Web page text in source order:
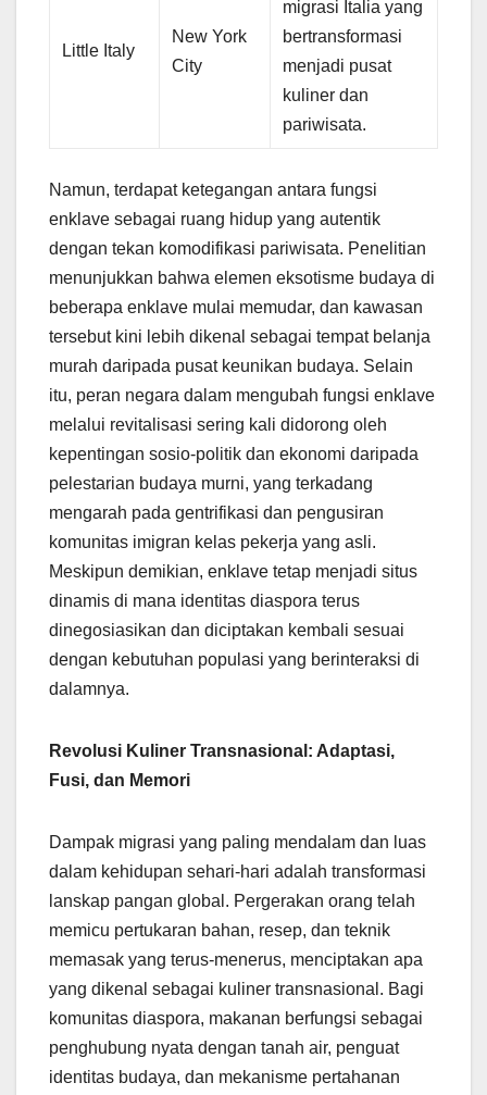
Little Italy
New York
City
migrasi Italia yang
bertransformasi
menjadi pusat
kuliner dan
pariwisata.
Namun, terdapat ketegangan antara fungsi
enklave sebagai ruang hidup yang autentik
dengan tekan komodifikasi pariwisata. Penelitian
menunjukkan bahwa elemen eksotisme budaya di
beberapa enklave mulai memudar, dan kawasan
tersebut kini lebih dikenal sebagai tempat belanja
murah daripada pusat keunikan budaya. Selain
itu, peran negara dalam mengubah fungsi enklave
melalui revitalisasi sering kali didorong oleh
kepentingan sosio-politik dan ekonomi daripada
pelestarian budaya murni, yang terkadang
mengarah pada gentrifikasi dan pengusiran
komunitas imigran kelas pekerja yang asli.
Meskipun demikian, enklave tetap menjadi situs
dinamis di mana identitas diaspora terus
dinegosiasikan dan diciptakan kembali sesuai
dengan kebutuhan populasi yang berinteraksi di
dalamnya.
Revolusi Kuliner Transnasional: Adaptasi,
Fusi, dan Memori
Dampak migrasi yang paling mendalam dan luas
dalam kehidupan sehari-hari adalah transformasi
lanskap pangan global. Pergerakan orang telah
memicu pertukaran bahan, resep, dan teknik
memasak yang terus-menerus, menciptakan apa
yang dikenal sebagai kuliner transnasional. Bagi
komunitas diaspora, makanan berfungsi sebagai
penghubung nyata dengan tanah air, penguat
identitas budaya, dan mekanisme pertahanan